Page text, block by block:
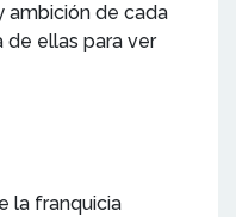
ambición de cada
de ellas para ver
la franquicia